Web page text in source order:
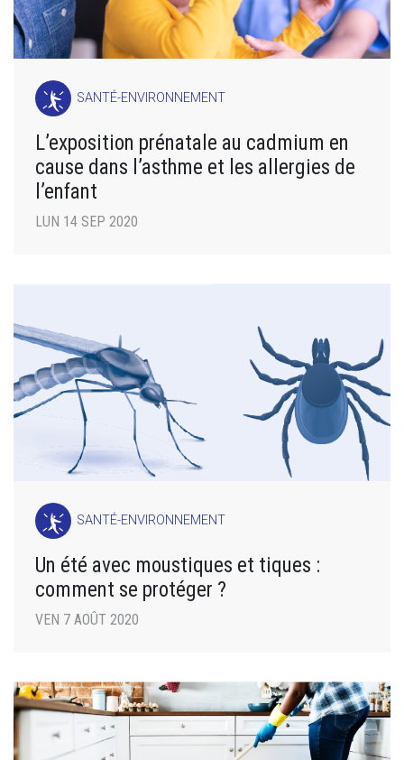
SANTÉ-ENVIRONNEMENT
L’exposition prénatale au cadmium en
cause dans l’asthme et les allergies de
l’enfant
LUN 14 SEP 2020
SANTÉ-ENVIRONNEMENT
Un été avec moustiques et tiques :
comment se protéger ?
VEN 7 AOÛT 2020